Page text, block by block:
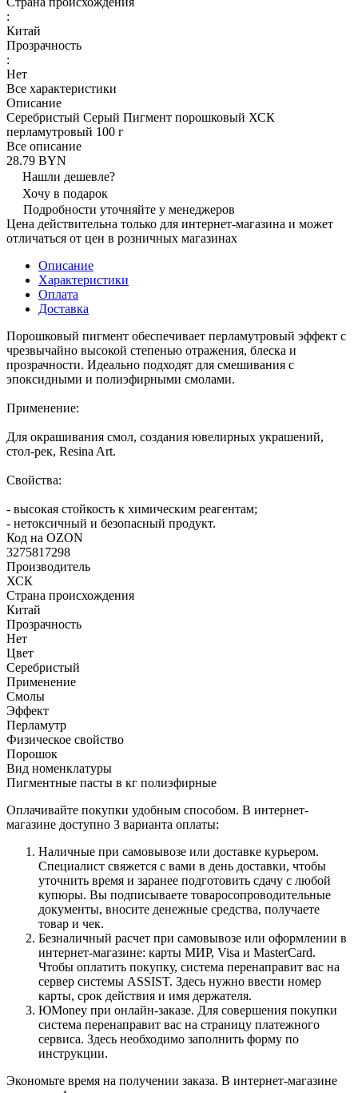
:
Китай
Прозрачность
:
Нет
Все характеристики
Описание
Серебристый Серый Пигмент порошковый ХСК
перламутровый 100 г
Все описание
28.79 BYN
Нашли дешевле?
Хочу в подарок
Подробности уточняйте у менеджеров
Цена действительна только для интернет-магазина и может
отличаться от цен в розничных магазинах
Описание
Характеристики
Оплата
Доставка
Порошковый пигмент обеспечивает перламутровый эффект с
чрезвычайно высокой степенью отражения, блеска и
прозрачности. Идеально подходят для смешивания с
эпоксидными и полиэфирными смолами.
Применение:
Для окрашивания смол, создания ювелирных украшений,
стол-рек, Resina Art.
Свойства:
- высокая стойкость к химическим реагентам;
- нетоксичный и безопасный продукт.
Код на OZON
3275817298
Производитель
ХСК
Страна происхождения
Китай
Прозрачность
Нет
Цвет
Серебристый
Применение
Смолы
Эффект
Перламутр
Физическое свойство
Порошок
Вид номенклатуры
Пигментные пасты в кг полиэфирные
Оплачивайте покупки удобным способом. В интернет-
магазине доступно 3 варианта оплаты:
Наличные при самовывозе или доставке курьером.
Специалист свяжется с вами в день доставки, чтобы
уточнить время и заранее подготовить сдачу с любой
купюры. Вы подписываете товаросопроводительные
документы, вносите денежные средства, получаете
товар и чек.
Безналичный расчет при самовывозе или оформлении в
интернет-магазине: карты МИР, Visa и MasterCard.
Чтобы оплатить покупку, система перенаправит вас на
сервер системы ASSIST. Здесь нужно ввести номер
карты, срок действия и имя держателя.
ЮMoney при онлайн-заказе. Для совершения покупки
система перенаправит вас на страницу платежного
сервиса. Здесь необходимо заполнить форму по
инструкции.
Экономьте время на получении заказа. В интернет-магазине